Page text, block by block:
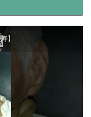
】